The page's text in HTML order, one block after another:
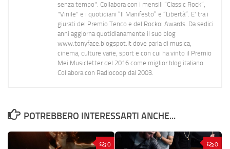
senza tempo". Collabora con i mensili “Classic Rock”,
"Vinile" e i quotidiani “Il Manifesto” e “Libertà”. E' tra i
giurati del Premio Tenco e del Rockol Awards. Da sedici
anni aggiorna quotidianamente il suo blog
www.tonyface.blogspot.it dove parla di musica,
cinema, culture varie, sport e con cui ha vinto il Premio
Mei Musicletter del 2016 come miglior blog italiano.
Collabora con Radiocoop dal 2003.
POTREBBERO INTERESSARTI ANCHE...
0 0